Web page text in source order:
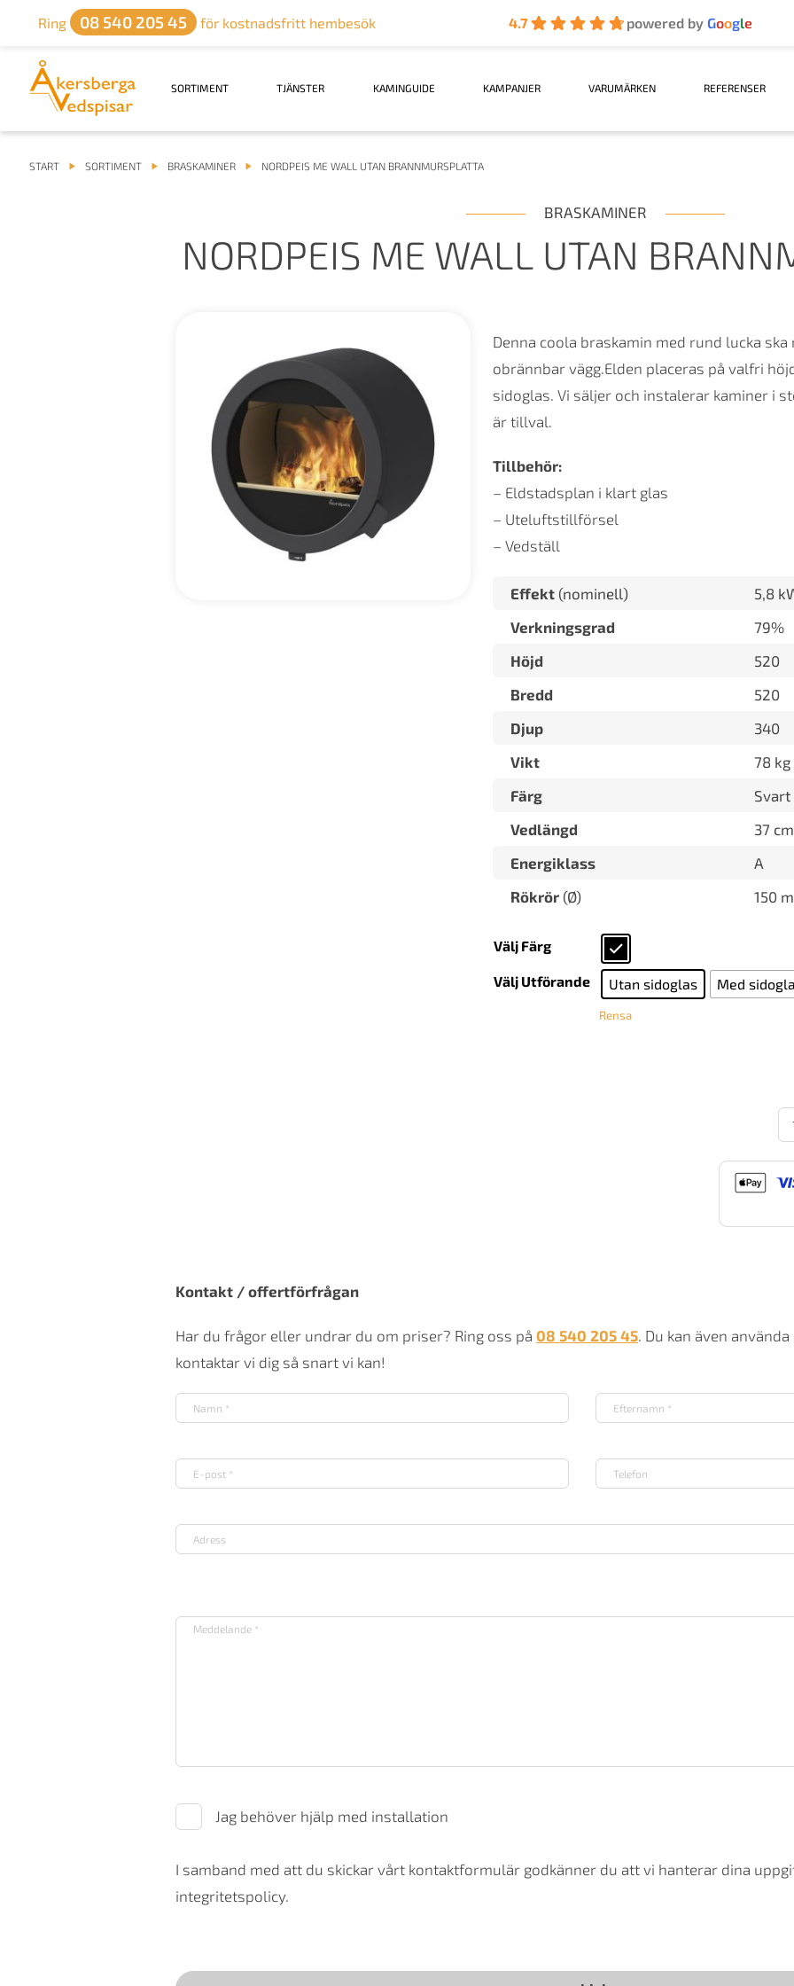
Ring 08 540 205 45 för kostnadsfritt hembesök 4.7 powered byGoogle
SORTIMENT TJÄNSTER KAMINGUIDE KAMPANJER VARUMÄRKEN REFERENSER
START SORTIMENT BRASKAMINER NORDPEIS ME WALL UTAN BRANNMURSPLATTA
BRASKAMINER
NORDPEIS ME WALL UTAN
Denna coola braskamin med rund lucka
obrännbar vägg.Elden placeras på valfri
sidoglas. Vi säljer och instalerar kaminer i
är tillval.
Tillbehör:
– Eldstadsplan i klart glas
– Uteluftstillförsel
– Vedställ
Effekt (nominell)
5,8
Verkningsgrad
79%
Höjd
520
Bredd
520
Djup
340
Vikt
78 kg
Färg
Svart
Vedlängd
37 cm
Energiklass
A
Rökrör (Ø) 150
Välj Färg
Välj Utförande Utan sidoglas Med
Rensa
Kontakt / offertförfrågan
Har du frågor eller undrar du om priser? Ring oss på 08 540 205 45. Du kan även
kontaktar vi dig så snart vi kan!
Jag behöver hjälp med installation
I samband med att du skickar vårt kontaktformulär godkänner du att vi hanterar dina
integritetspolicy.